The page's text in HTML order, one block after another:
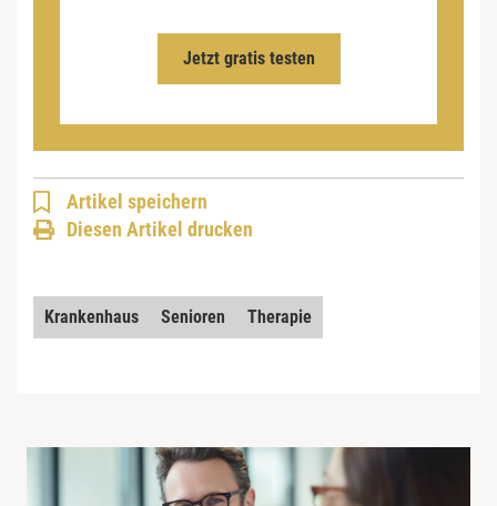
Jetzt gratis testen
Artikel speichern
Diesen Artikel drucken
Krankenhaus Senioren Therapie